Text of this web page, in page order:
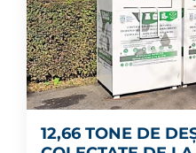
12,66 TONE DE